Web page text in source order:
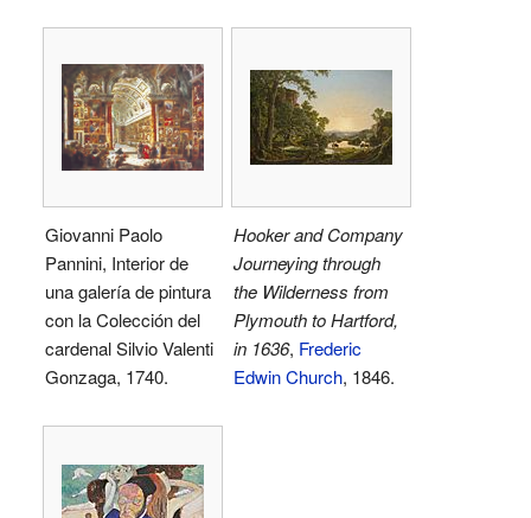
Giovanni Paolo
Pannini, Interior de
una galería de pintura
con la Colección del
cardenal Silvio Valenti
Gonzaga, 1740.
Hooker and Company
Journeying through
the Wilderness from
Plymouth to Hartford,
in 1636, Frederic
Edwin Church, 1846.